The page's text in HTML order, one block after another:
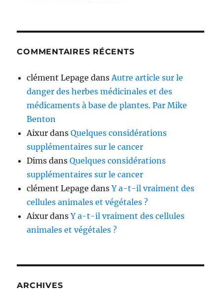
COMMENTAIRES RÉCENTS
clément Lepage dansAutre article sur le
danger des herbes médicinales et des
médicaments à base de plantes. Par Mike
Benton
Aixur dansQuelques considérations
supplémentaires sur le cancer
Dims dansQuelques considérations
supplémentaires sur le cancer
clément Lepage dansY a-t-il vraiment des
cellules animales et végétales ?
Aixur dansY a-t-il vraiment des cellules
animales et végétales ?
ARCHIVES